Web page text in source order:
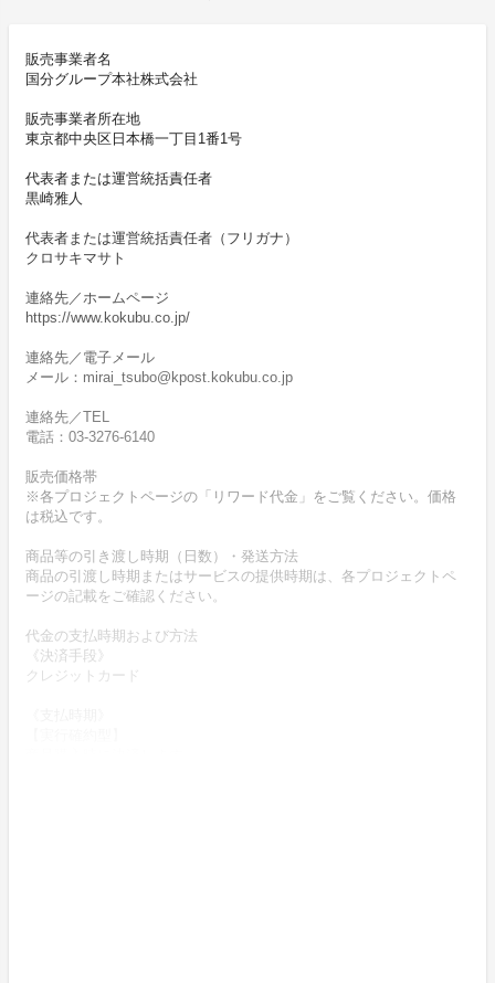
販売事業者名
国分グループ本社株式会社
販売事業者所在地
東京都中央区日本橋一丁目1番1号
代表者または運営統括責任者
黒崎雅人
代表者または運営統括責任者（フリガナ）
クロサキマサト
連絡先／ホームページ
https://www.kokubu.co.jp/
連絡先／電子メール
メール：mirai_tsubo@kpost.kokubu.co.jp
連絡先／TEL
電話：03-3276-6140
販売価格帯
※各プロジェクトページの「リワード代金」をご覧ください。価格
は税込です。
商品等の引き渡し時期（日数）・発送方法
商品の引渡し時期またはサービスの提供時期は、各プロジェクトペ
ージの記載をご確認ください。
代金の支払時期および方法
《決済手段》
クレジットカード